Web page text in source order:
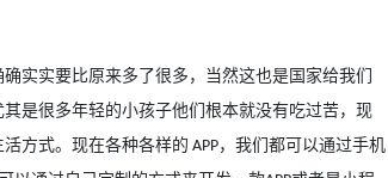
实实要比原来多了很多，当然这也是国家给我们
是很多年轻的小孩子他们根本就没有吃过苦，现
方式。现在各种各样的 APP，我们都可以通过手机